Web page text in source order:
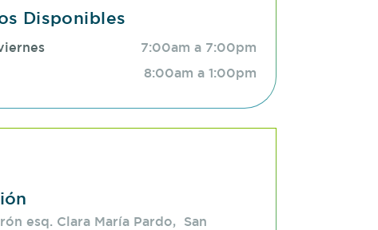
Disponibles
7:00am a 7:00pm
8:00am a 1:00pm
esq. Clara María Pardo, San